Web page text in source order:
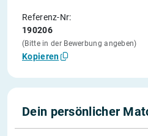
Referenz-Nr:
190206
(Bitte in der Bewerbung angeben)
Kopieren
Dein persönlicher